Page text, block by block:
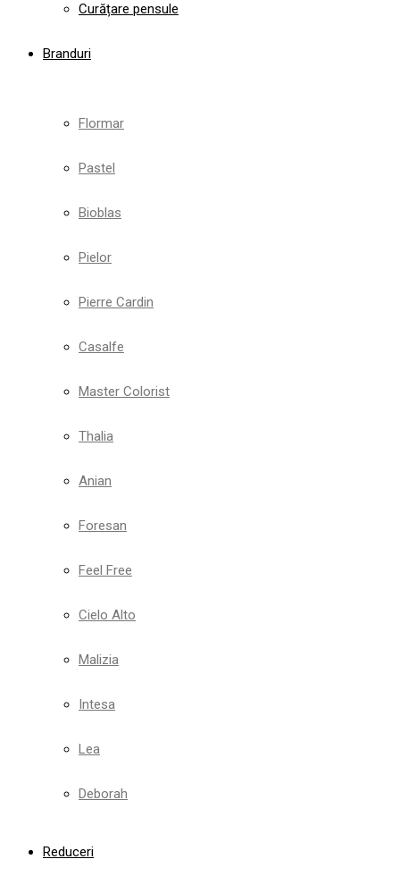
Curățare pensule
Branduri
Flormar
Pastel
Bioblas
Pielor
Pierre Cardin
Casalfe
Master Colorist
Thalia
Anian
Foresan
Feel Free
Cielo Alto
Malizia
Intesa
Lea
Deborah
Reduceri